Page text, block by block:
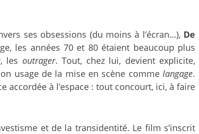
ses obsessions (du moins à l’écran…), De
les années 70 et 80 étaient beaucoup plus
les outrager. Tout, chez lui, devient explicite,
usage de la mise en scène commelangage.
accordée à l’espace : tout concourt, ici, à faire
et de la transidentité. Le film s’inscrit